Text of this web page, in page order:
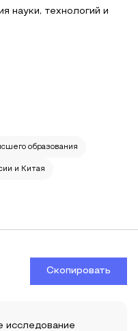
науки, технологий и
образования
и Китая
Скопировать
исследование